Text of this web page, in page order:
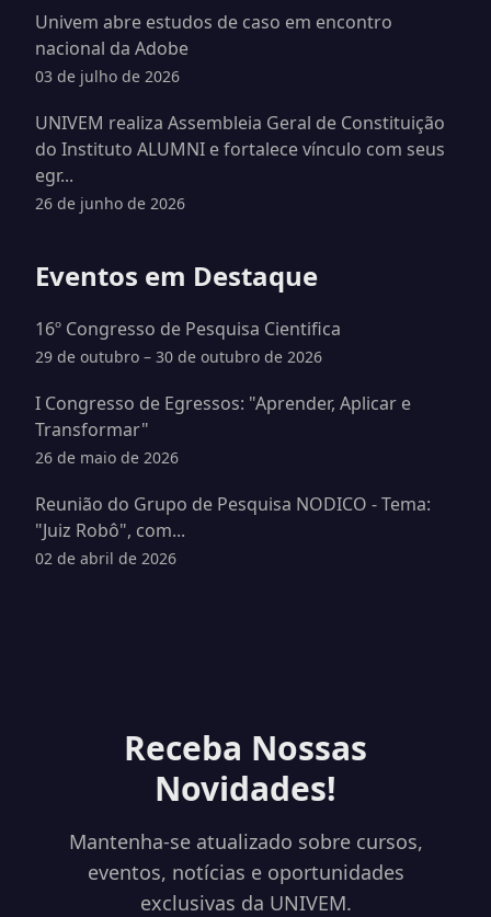
Univem abre estudos de caso em encontro
nacional da Adobe
03 de julho de 2026
UNIVEM realiza Assembleia Geral de Constituição
do Instituto ALUMNI e fortalece vínculo com seus
egr...
26 de junho de 2026
Eventos em Destaque
16º Congresso de Pesquisa Cientifica
29 de outubro – 30 de outubro de 2026
I Congresso de Egressos: "Aprender, Aplicar e
Transformar"
26 de maio de 2026
Reunião do Grupo de Pesquisa NODICO - Tema:
"Juiz Robô", com...
02 de abril de 2026
Receba Nossas
Novidades!
Mantenha-se atualizado sobre cursos,
eventos, notícias e oportunidades
exclusivas da UNIVEM.